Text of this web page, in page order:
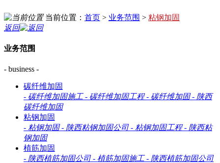
当前位置： 首页 > 业务范围 > 粘钢加固
返回
业务范围
- business -
碳纤维加固
- 碳纤维加固施工 - 碳纤维加固工程 - 碳纤维加固 - 陕西
碳纤维加固
粘钢加固
- 粘钢加固 - 陕西粘钢加固公司 - 粘钢加固工程 - 陕西粘
钢加固
植筋加固
- 陕西植筋加固公司 - 植筋加固施工 - 陕西植筋加固公司